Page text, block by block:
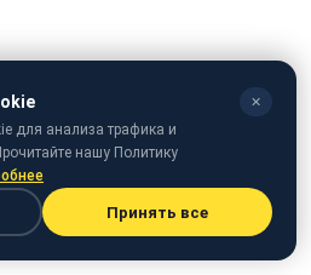
✕
для анализа трафика и
нашу Политику
Принять все